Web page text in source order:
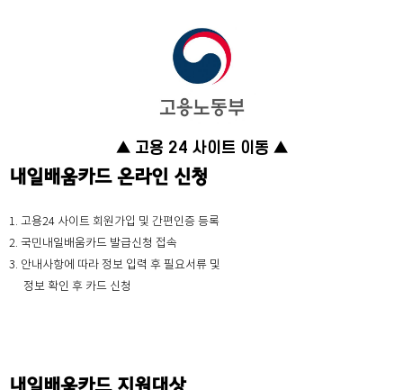
▲ 고용 24 사이트 이동 ▲
내일배움카드 온라인 신청
1. 고용24 사이트 회원가입 및 간편인증 등록
2. 국민내일배움카드 발급신청 접속
3. 안내사항에 따라 정보 입력 후 필요서류 및
정보 확인 후 카드 신청